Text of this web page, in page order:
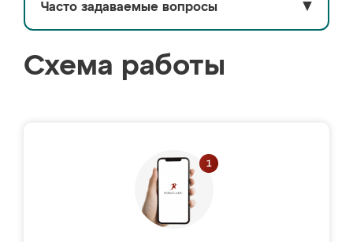
Часто задаваемые вопросы ▼
Схема работы